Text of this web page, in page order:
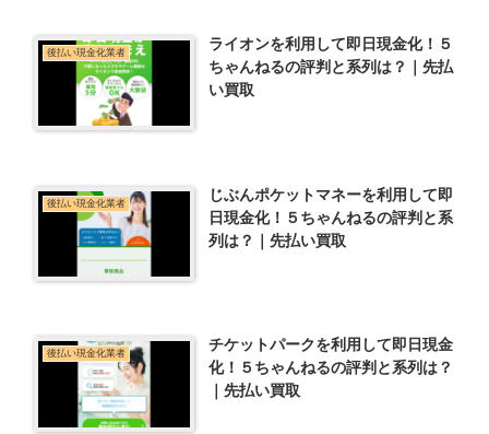
後払い現金化業者
ライオンを利用して即日現金化！５
ちゃんねるの評判と系列は？｜先払
い買取
後払い現金化業者
じぶんポケットマネーを利用して即
日現金化！５ちゃんねるの評判と系
列は？｜先払い買取
後払い現金化業者
チケットパークを利用して即日現金
化！５ちゃんねるの評判と系列は？
｜先払い買取